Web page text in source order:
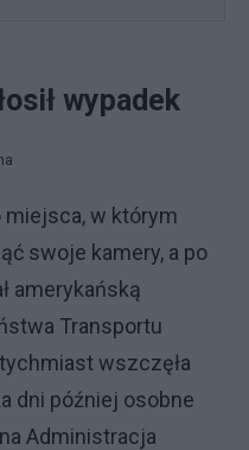
wypadek
miejsca, w którym
swoje kamery, a po
amerykańską
Transportu
wszczęła
dni później osobne
Administracja